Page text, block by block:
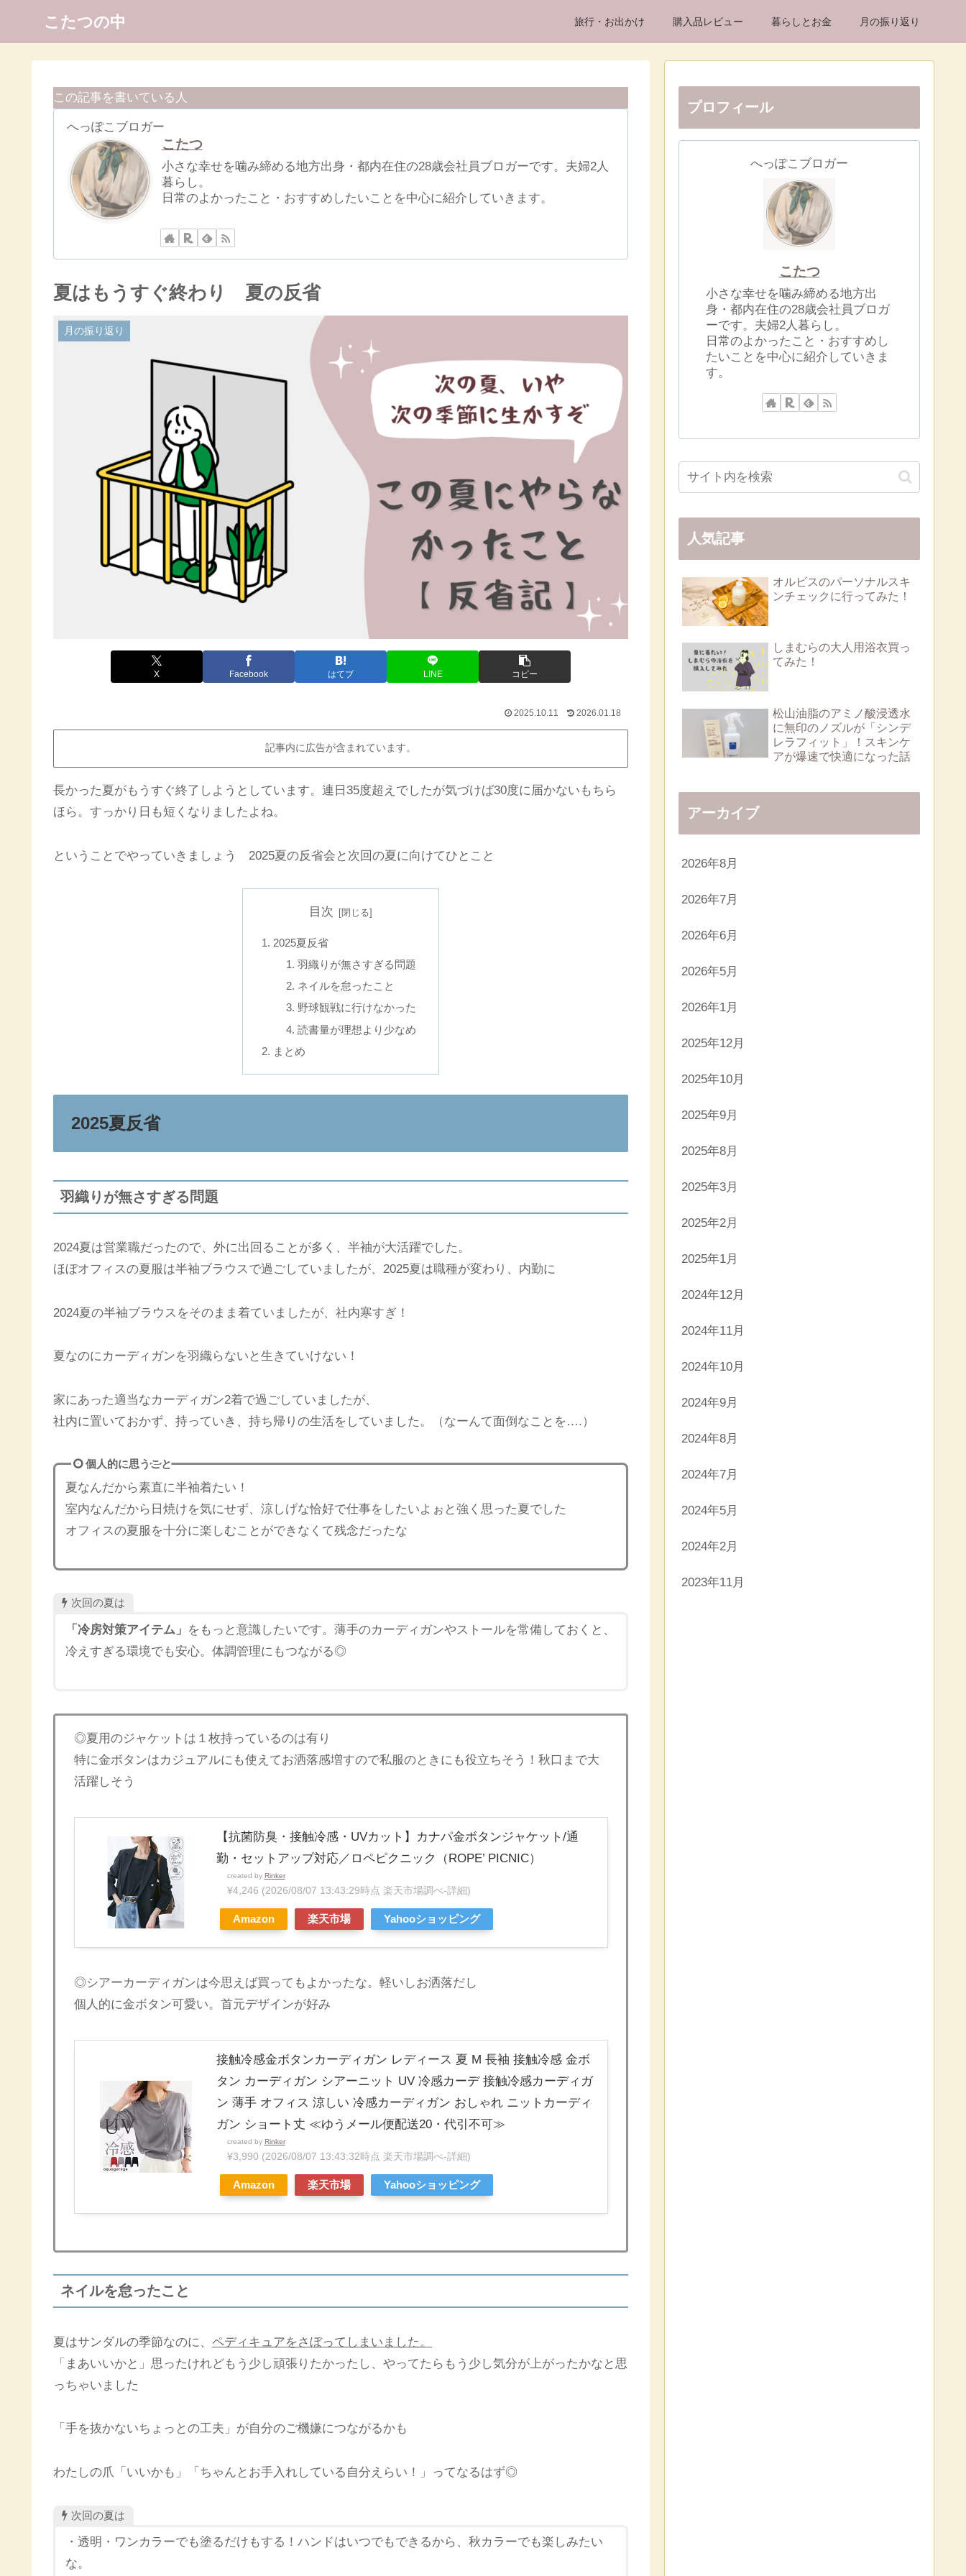
こたつの中 旅行・お出かけ 購入品レビュー 暮らしとお金 月の振り返り
この記事を書いている人
へっぽこブロガー
こたつ
小さな幸せを噛み締める地方出身・都内在住の28歳会社員ブロガーです。夫婦2人
暮らし。
日常のよかったこと・おすすめしたいことを中心に紹介していきます。
夏はもうすぐ終わり 夏の反省
月の振り返り
X Facebook はてブ LINE コピー
2025.10.11 2026.01.18
記事内に広告が含まれています。
長かった夏がもうすぐ終了しようとしています。連日35度超えでしたが気づけば30度に届かないもちら
ほら。すっかり日も短くなりましたよね。
ということでやっていきましょう 2025夏の反省会と次回の夏に向けてひとこと
目次
2025夏反省
羽織りが無さすぎる問題
ネイルを怠ったこと
野球観戦に行けなかった
読書量が理想より少なめ
まとめ
2025夏反省
羽織りが無さすぎる問題
2024夏は営業職だったので、外に出回ることが多く、半袖が大活躍でした。
ほぼオフィスの夏服は半袖ブラウスで過ごしていましたが、2025夏は職種が変わり、内勤に
2024夏の半袖ブラウスをそのまま着ていましたが、社内寒すぎ！
夏なのにカーディガンを羽織らないと生きていけない！
家にあった適当なカーディガン2着で過ごしていましたが、
社内に置いておかず、持っていき、持ち帰りの生活をしていました。（なーんて面倒なことを….）
個人的に思うこと
夏なんだから素直に半袖着たい！
室内なんだから日焼けを気にせず、涼しげな恰好で仕事をしたいよぉと強く思った夏でした
オフィスの夏服を十分に楽しむことができなくて残念だったな
次回の夏は
「冷房対策アイテム」 をもっと意識したいです。薄手のカーディガンやストールを常備しておくと、
冷えすぎる環境でも安心。体調管理にもつながる◎
◎夏用のジャケットは１枚持っているのは有り
特に金ボタンはカジュアルにも使えてお洒落感増すので私服のときにも役立ちそう！秋口まで大
活躍しそう
【抗菌防臭・接触冷感・UVカット】カナパ金ボタンジャケット/通
勤・セットアップ対応／ロペピクニック（ROPE’ PICNIC）
created by Rinker
¥4,246 (2026/08/07 13:43:29時点 楽天市場調べ-詳細)
Amazon 楽天市場 Yahooショッピング
◎シアーカーディガンは今思えば買ってもよかったな。軽いしお洒落だし
個人的に金ボタン可愛い。首元デザインが好み
接触冷感金ボタンカーディガン レディース 夏 M 長袖 接触冷感 金ボ
タン カーディガン シアーニット UV 冷感カーデ 接触冷感カーディガ
ン 薄手 オフィス 涼しい 冷感カーディガン おしゃれ ニットカーディ
ガン ショート丈 ≪ゆうメール便配送20・代引不可≫
created by Rinker
¥3,990 (2026/08/07 13:43:32時点 楽天市場調べ-詳細)
Amazon 楽天市場 Yahooショッピング
ネイルを怠ったこと
夏はサンダルの季節なのに、 ペディキュアをさぼってしまいました。
「まあいいかと」思ったけれどもう少し頑張りたかったし、やってたらもう少し気分が上がったかなと思
っちゃいました
「手を抜かないちょっとの工夫」が自分のご機嫌につながるかも
わたしの爪「いいかも」「ちゃんとお手入れしている自分えらい！」ってなるはず◎
次回の夏は
・透明・ワンカラーでも塗るだけもする！ハンドはいつでもできるから、秋カラーでも楽しみたい
な。
プロフィール
へっぽこブロガー
こたつ
小さな幸せを噛み締める地方出
身・都内在住の28歳会社員ブロガ
ーです。夫婦2人暮らし。
日常のよかったこと・おすすめし
たいことを中心に紹介していきま
す。
人気記事
オルビスのパーソナルスキ
ンチェックに行ってみた！
しまむらの大人用浴衣買っ
てみた！
松山油脂のアミノ酸浸透水
に無印のノズルが「シンデ
レラフィット」！スキンケ
アが爆速で快適になった話
アーカイブ
2026年8月
2026年7月
2026年6月
2026年5月
2026年1月
2025年12月
2025年10月
2025年9月
2025年8月
2025年3月
2025年2月
2025年1月
2024年12月
2024年11月
2024年10月
2024年9月
2024年8月
2024年7月
2024年5月
2024年2月
2023年11月